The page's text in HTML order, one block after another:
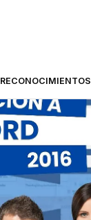
RECONOCIMIENTOS